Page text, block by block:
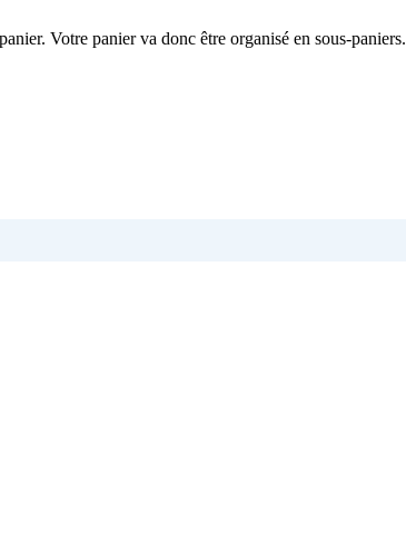
Votre panier va donc être organisé en sous-paniers.